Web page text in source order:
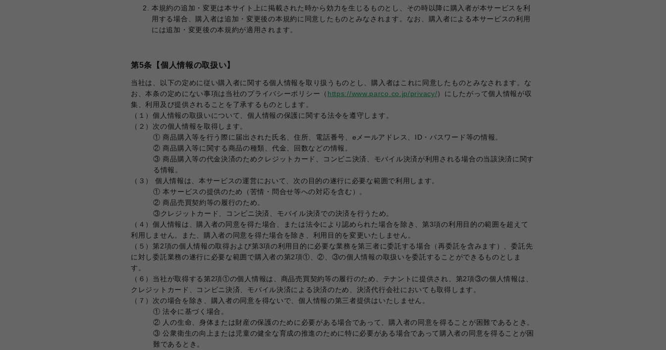
本規約の追加・変更は本サイト上に掲載された時から効力を生じるものとし、その時以降に購入者が本サービスを利
用する場合、購入者は追加・変更後の本規約に同意したものとみなされます。なお、購入者による本サービスの利用
には追加・変更後の本規約が適用されます。
第5条【個人情報の取扱い】
当社は、以下の定めに従い購入者に関する個人情報を取り扱うものとし、購入者はこれに同意したものとみなされます。な
お、本条の定めにない事項は当社のプライバシーポリシー（ https://www.parco.co.jp/privacy/）にしたがって個人情報が収
集、利用及び提供されることを了承するものとします。
（１）個人情報の取扱いについて、個人情報の保護に関する法令を遵守します。
（２）次の個人情報を取得します。
① 商品購入等を行う際に届出された氏名、住所、電話番号、eメールアドレス、ID・パスワード等の情報。
② 商品購入等に関する商品の種類、代金、回数などの情報。
③ 商品購入等の代金決済のためクレジットカード、コンビニ決済、モバイル決済が利用される場合の当該決済に関す
る情報。
（３） 個人情報は、本サービスの運営において、次の目的の遂行に必要な範囲で利用します。
① 本サービスの提供のため（苦情・問合せ等への対応を含む）。
② 商品売買契約等の履行のため。
③クレジットカード、コンビニ決済、モバイル決済での決済を行うため。
（４）個人情報は、購入者の同意を得た場合、または法令により認められた場合を除き、第3項の利用目的の範囲を超えて
利用しません。また、購入者の同意を得た場合を除き、利用目的を変更いたしません。
（５）第2項の個人情報の取得および第3項の利用目的に必要な業務を第三者に委託する場合（再委託を含みます）、委託先
に対し委託業務の遂行に必要な範囲で購入者の第2項①、②、③の個人情報の取扱いを委託することができるものとしま
す。
（６）当社が取得する第2項①の個人情報は、商品売買契約等の履行のため、テナントに提供され、第2項③の個人情報は、
クレジットカード、コンビニ決済、モバイル決済による決済のため、決済代行会社においても取得します。
（７）次の場合を除き、購入者の同意を得ないで、個人情報の第三者提供はいたしません。
① 法令に基づく場合。
② 人の生命、身体または財産の保護のために必要がある場合であって、購入者の同意を得ることが困難であるとき。
③ 公衆衛生の向上または児童の健全な育成の推進のために特に必要がある場合であって購入者の同意を得ることが困
難であるとき。